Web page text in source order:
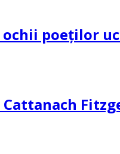
poeților
Cattanach